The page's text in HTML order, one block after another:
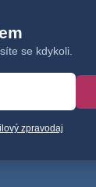
se kdykoli.
zpravodaj